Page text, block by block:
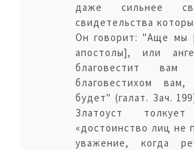
даже сильнее
свидетельства
Он говорит: "Аще мы
апостолы], или
благовестит
благовестихом
будет" (галат. Зач.
Златоуст
«достоинство лиц не
уважение, когда